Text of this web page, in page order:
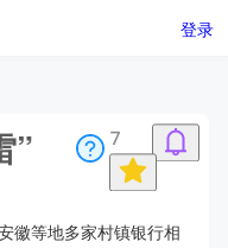
登录
7
”
徽等地多家村镇银行相